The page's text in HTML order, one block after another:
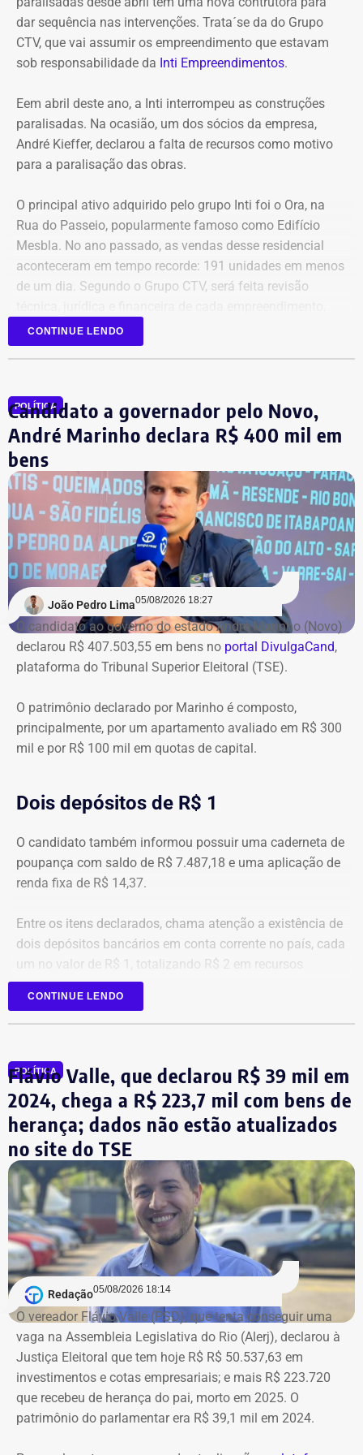
jurídica da autarquia.
COM INFORMAÇÕES DO RJ2/TV GLOBO
dar sequência nas intervenções. Trata´se da do Grupo
CTV, que vai assumir os empreendimento que estavam
sob responsabilidade da Inti Empreendimentos.
Eem abril deste ano, a Inti interrompeu as construções
paralisadas. Na ocasião, um dos sócios da empresa,
André Kieffer, declarou a falta de recursos como motivo
para a paralisação das obras.
O principal ativo adquirido pelo grupo Inti foi o Ora, na
Rua do Passeio, popularmente famoso como Edifício
Mesbla. No ano passado, as vendas desse residencial
aconteceram em tempo recorde: 191 unidades em menos
de um dia. Segundo o Grupo CTV, será feita revisão
antes da retomada dos canteiros. Cronogramas de
entrega terão novas datas. Também haverá a definição
a Artesanal investimentos.
CONTINUE LENDO
POLÍTICA
Candidato a governador pelo Novo,
André Marinho declara R$ 400 mil em
bens
João Pedro Lima05/08/2026 18:27
O candidato ao governo do estado André Marinho (Novo)
declarou R$ 407.503,55 em bens no portal DivulgaCand,
plataforma do Tribunal Superior Eleitoral (TSE).
O patrimônio declarado por Marinho é composto,
principalmente, por um apartamento avaliado em R$ 300
mil e por R$ 100 mil em quotas de capital.
Dois depósitos de R$ 1
O candidato também informou possuir uma caderneta de
poupança com saldo de R$ 7.487,18 e uma aplicação de
renda fixa de R$ 14,37.
Entre os itens declarados, chama atenção a existência de
dois depósitos bancários em conta corrente no país, cada
um no valor de R$ 1, totalizando R$ 2 em recursos
mantidos em contas correntes.
A tenente-coronel da Polícia Militar Erigreyce Monteiro
em bens, relativos a um apartamento.
Bens declarados por André Marinho (Novo) à Justiça Eleitoral — Foto:
Reprodução/Divulgacand
CONTINUE LENDO
POLÍTICA
Flávio Valle, que declarou R$ 39 mil em
2024, chega a R$ 223,7 mil com bens de
herança; dados não estão atualizados
no site do TSE
Redação05/08/2026 18:14
O vereador Flávio Valle (PSD), que tenta conseguir uma
vaga na Assembleia Legislativa do Rio (Alerj), declarou à
Justiça Eleitoral que tem hoje R$ R$ 50.537,63 em
investimentos e cotas empresariais; e mais R$ 223.720
que recebeu de herança do pai, morto em 2025. O
patrimônio do parlamentar era R$ 39,1 mil em 2024.